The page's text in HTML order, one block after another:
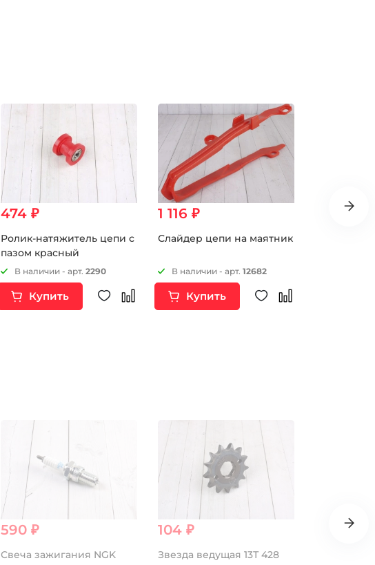
474 ₽
Ролик-натяжитель цепи с
пазом красный
В наличии - арт. 2290
Купить
1 116 ₽
Слайдер цепи на маятник
В наличии - арт. 12682
Купить
1 590 ₽
590 ₽
Свеча зажигания NGK
104 ₽
Звезда ведущая 13Т 428
260 ₽